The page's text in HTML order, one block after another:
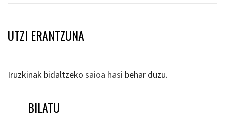
UTZI ERANTZUNA
Iruzkinak bidaltzeko saioa hasi behar duzu.
BILATU